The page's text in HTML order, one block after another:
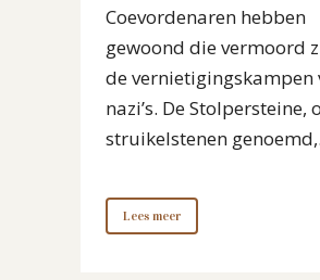
Coevordenaren hebben
gewoond die vermoord
de vernietigingskampen
nazi’s. De Stolpersteine,
struikelstenen
Lees meer